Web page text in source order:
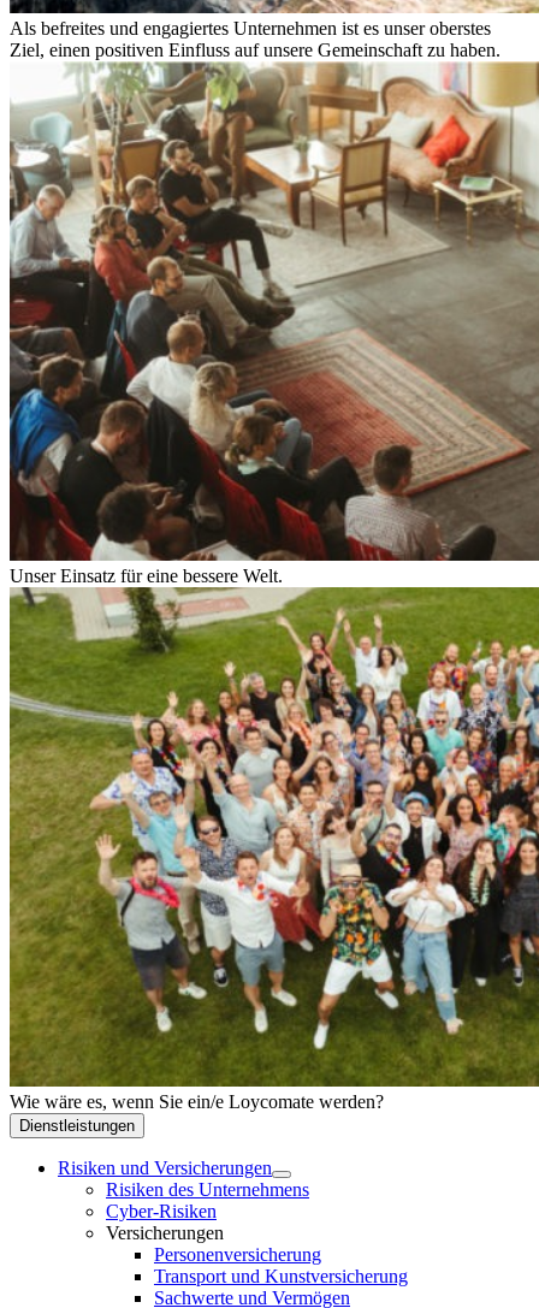
Als befreites und engagiertes Unternehmen ist es unser oberstes
Ziel, einen positiven Einfluss auf unsere Gemeinschaft zu haben.
Unser Einsatz für eine bessere Welt.
Wie wäre es, wenn Sie ein/e Loycomate werden?
Dienstleistungen
Risiken und Versicherungen
Risiken des Unternehmens
Cyber-Risiken
Versicherungen
Personenversicherung
Transport und Kunstversicherung
Sachwerte und Vermögen